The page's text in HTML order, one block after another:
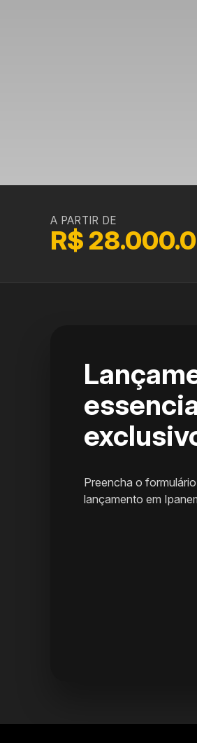
A PARTIR DE
R$
Preencha o
lançamento em